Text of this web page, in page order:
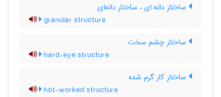
ساختار دانه ای ، ساختار دانه‌ای
granular structure
ساختار چشم سخت
hard-eye structure
ساختار کار گرم شده
hot-worked structure